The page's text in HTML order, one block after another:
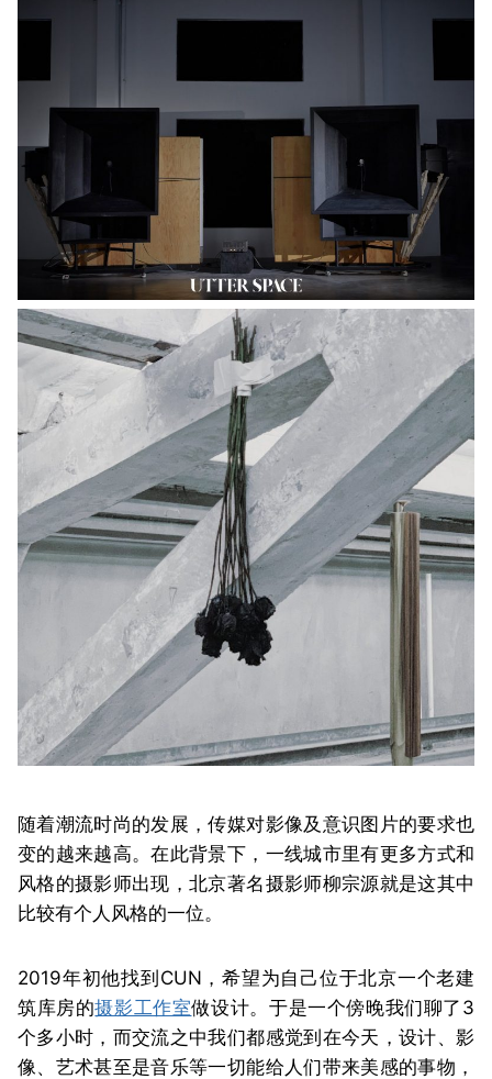
随着潮流时尚的发展，传媒对影像及意识图片的要求也
变的越来越高。在此背景下，一线城市里有更多方式和
风格的摄影师出现，北京著名摄影师柳宗源就是这其中
比较有个人风格的一位。
2019年初他找到CUN，希望为自己位于北京一个老建
筑库房的摄影工作室做设计。于是一个傍晚我们聊了3
个多小时，而交流之中我们都感觉到在今天，设计、影
像、艺术甚至是音乐等一切能给人们带来美感的事物，